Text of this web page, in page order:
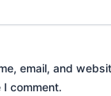
email, and
comment.